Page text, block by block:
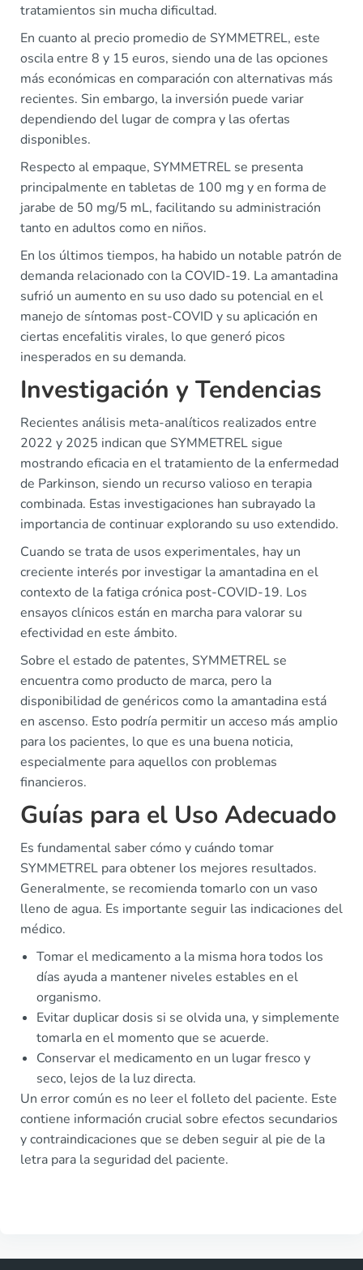
tratamientos sin mucha dificultad.
En cuanto al precio promedio de SYMMETREL, este
oscila entre 8 y 15 euros, siendo una de las opciones
más económicas en comparación con alternativas más
recientes. Sin embargo, la inversión puede variar
dependiendo del lugar de compra y las ofertas
disponibles.
Respecto al empaque, SYMMETREL se presenta
principalmente en tabletas de 100 mg y en forma de
jarabe de 50 mg/5 mL, facilitando su administración
tanto en adultos como en niños.
En los últimos tiempos, ha habido un notable patrón de
demanda relacionado con la COVID-19. La amantadina
sufrió un aumento en su uso dado su potencial en el
manejo de síntomas post-COVID y su aplicación en
ciertas encefalitis virales, lo que generó picos
inesperados en su demanda.
Investigación y Tendencias
Recientes análisis meta-analíticos realizados entre
2022 y 2025 indican que SYMMETREL sigue
mostrando eficacia en el tratamiento de la enfermedad
de Parkinson, siendo un recurso valioso en terapia
combinada. Estas investigaciones han subrayado la
importancia de continuar explorando su uso extendido.
Cuando se trata de usos experimentales, hay un
creciente interés por investigar la amantadina en el
contexto de la fatiga crónica post-COVID-19. Los
ensayos clínicos están en marcha para valorar su
efectividad en este ámbito.
Sobre el estado de patentes, SYMMETREL se
encuentra como producto de marca, pero la
disponibilidad de genéricos como la amantadina está
en ascenso. Esto podría permitir un acceso más amplio
para los pacientes, lo que es una buena noticia,
especialmente para aquellos con problemas
financieros.
Guías para el Uso Adecuado
Es fundamental saber cómo y cuándo tomar
SYMMETREL para obtener los mejores resultados.
Generalmente, se recomienda tomarlo con un vaso
lleno de agua. Es importante seguir las indicaciones del
médico.
Tomar el medicamento a la misma hora todos los
días ayuda a mantener niveles estables en el
organismo.
Evitar duplicar dosis si se olvida una, y simplemente
tomarla en el momento que se acuerde.
Conservar el medicamento en un lugar fresco y
seco, lejos de la luz directa.
Un error común es no leer el folleto del paciente. Este
contiene información crucial sobre efectos secundarios
y contraindicaciones que se deben seguir al pie de la
letra para la seguridad del paciente.